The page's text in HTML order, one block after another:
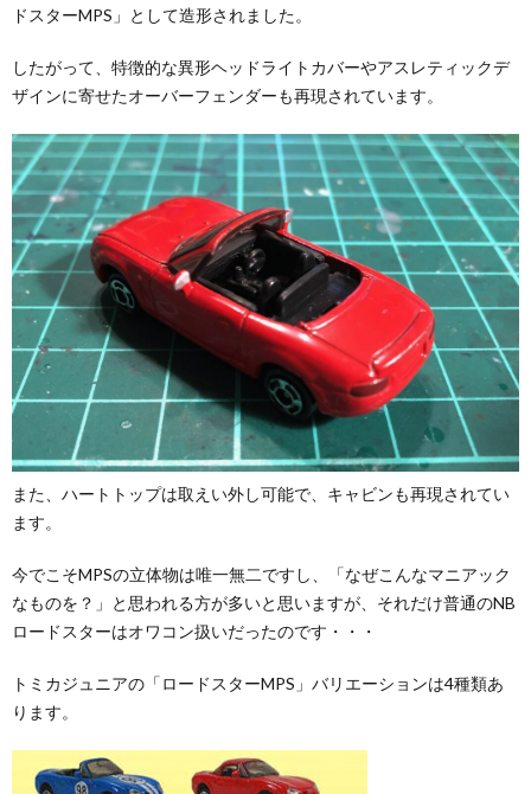
ドスターMPS」として造形されました。
したがって、特徴的な異形ヘッドライトカバーやアスレティックデ
ザインに寄せたオーバーフェンダーも再現されています。
また、ハートトップは取えい外し可能で、キャビンも再現されてい
ます。
今でこそMPSの立体物は唯一無二ですし、「なぜこんなマニアック
なものを？」と思われる方が多いと思いますが、それだけ普通のNB
ロードスターはオワコン扱いだったのです・・・
トミカジュニアの「ロードスターMPS」バリエーションは4種類あ
ります。